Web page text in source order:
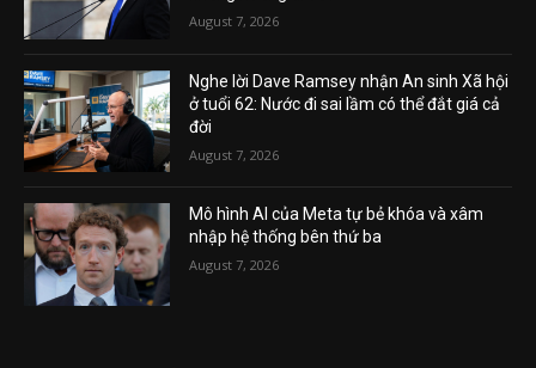
August 7, 2026
Nghe lời Dave Ramsey nhận An sinh Xã hội
ở tuổi 62: Nước đi sai lầm có thể đắt giá cả
đời
August 7, 2026
Mô hình AI của Meta tự bẻ khóa và xâm
nhập hệ thống bên thứ ba
August 7, 2026